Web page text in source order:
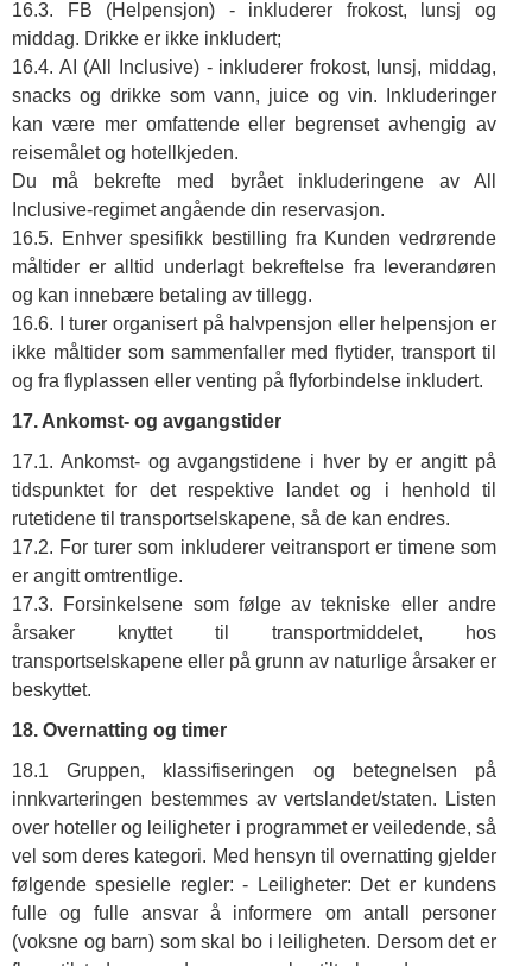
16.3. FB (Helpensjon) - inkluderer frokost, lunsj og
middag. Drikke er ikke inkludert;
16.4. AI (All Inclusive) - inkluderer frokost, lunsj, middag,
snacks og drikke som vann, juice og vin. Inkluderinger
kan være mer omfattende eller begrenset avhengig av
reisemålet og hotellkjeden.
Du må bekrefte med byrået inkluderingene av All
Inclusive-regimet angående din reservasjon.
16.5. Enhver spesifikk bestilling fra Kunden vedrørende
måltider er alltid underlagt bekreftelse fra leverandøren
og kan innebære betaling av tillegg.
16.6. I turer organisert på halvpensjon eller helpensjon er
ikke måltider som sammenfaller med flytider, transport til
og fra flyplassen eller venting på flyforbindelse inkludert.
17. Ankomst- og avgangstider
17.1. Ankomst- og avgangstidene i hver by er angitt på
tidspunktet for det respektive landet og i henhold til
rutetidene til transportselskapene, så de kan endres.
17.2. For turer som inkluderer veitransport er timene som
er angitt omtrentlige.
17.3. Forsinkelsene som følge av tekniske eller andre
årsaker knyttet til transportmiddelet, hos
transportselskapene eller på grunn av naturlige årsaker er
beskyttet.
18. Overnatting og timer
18.1 Gruppen, klassifiseringen og betegnelsen på
innkvarteringen bestemmes av vertslandet/staten. Listen
over hoteller og leiligheter i programmet er veiledende, så
vel som deres kategori. Med hensyn til overnatting gjelder
følgende spesielle regler: - Leiligheter: Det er kundens
fulle og fulle ansvar å informere om antall personer
(voksne og barn) som skal bo i leiligheten. Dersom det er